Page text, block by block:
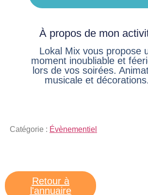
À propos de mon
Lokal Mix vous propose
moment inoubliable et
lors de vos soirées.
musicale et décorations.
Catégorie : Évènementiel
Retour à
l'annuaire